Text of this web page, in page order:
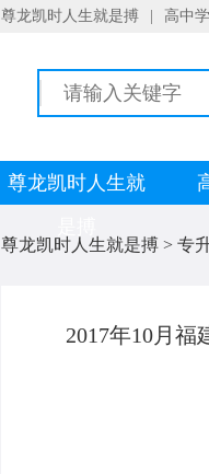
尊龙凯时人生就是搏 高中
尊龙凯时人生就
尊龙凯时人生就是搏 > 专
2017年10月